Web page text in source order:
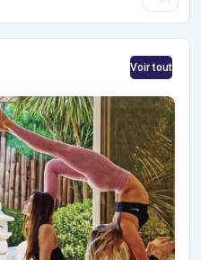
Voir tout